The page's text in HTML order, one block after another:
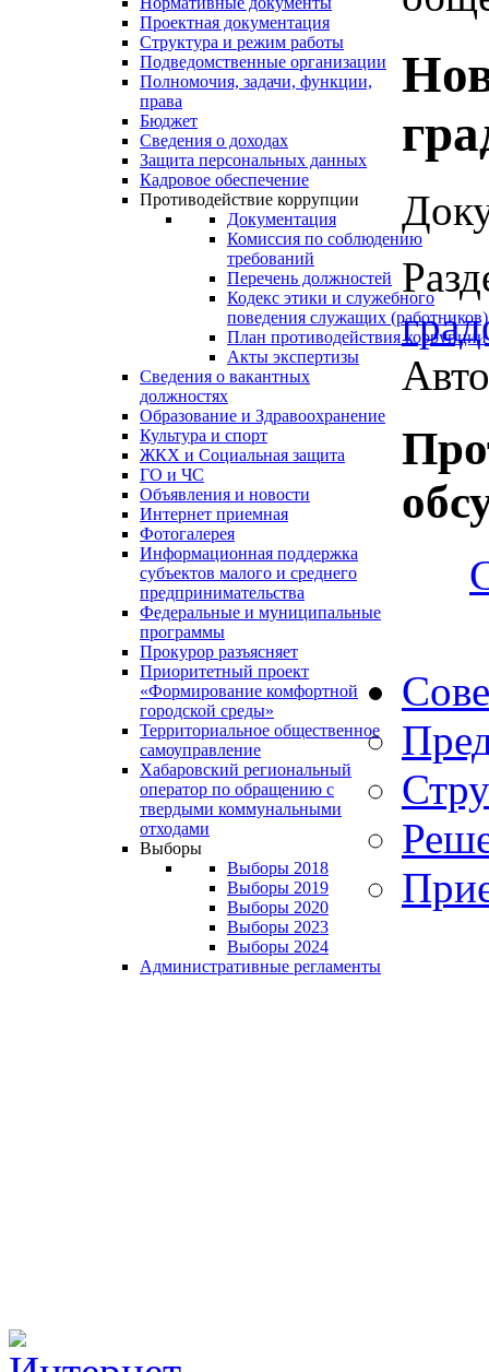
Проектная документация
Структура и режим работы
Подведомственные организации
Полномочия, задачи, функции,
права
Бюджет
Сведения о доходах
Защита персональных данных
Кадровое обеспечение
Противодействие коррупции
Документация
Комиссия по соблюдению
требований
Перечень должностей
Кодекс этики и служебного
поведения служащих (работников)
План противодействия коррупции
Акты экспертизы
Сведения о вакантных
должностях
Образование и Здравоохранение
Культура и спорт
ЖКХ и Социальная защита
ГО и ЧС
Объявления и новости
Интернет приемная
Фотогалерея
Информационная поддержка
субъектов малого и среднего
предпринимательства
Федеральные и муниципальные
программы
Прокурор разъясняет
Приоритетный проект
«Формирование комфортной
городской среды»
Территориальное общественное
самоуправление
Хабаровский региональный
оператор по обращению с
твердыми коммунальными
отходами
Выборы
Выборы 2018
Выборы 2019
Выборы 2020
Выборы 2023
Выборы 2024
Административные регламенты